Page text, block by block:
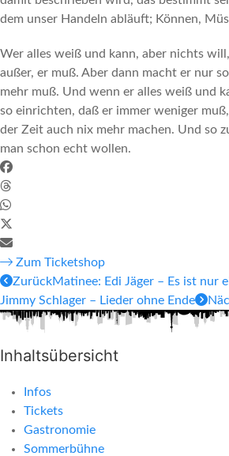
dem unser Handeln abläuft; Können,
Wer alles weiß und kann, aber nichts
außer, er muß. Aber dann macht er nur
mehr muß. Und wenn er alles weiß und
so einrichten, daß er immer weniger
der Zeit auch nix mehr machen. Und so
man schon echt wollen.
Zum Ticketshop
ZurückMatinee: Edi Jäger – Es ist nur
Jimmy Schlager – Lieder ohne Ende
Inhaltsübersicht
Infos
Tickets
Gastronomie
Sommerbühne